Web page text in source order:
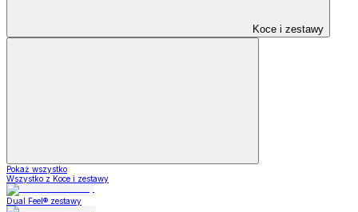
Koce i zestawy
Pokaż wszystko
Wszystko z Koce i zestawy
Dual Feel® zestawy